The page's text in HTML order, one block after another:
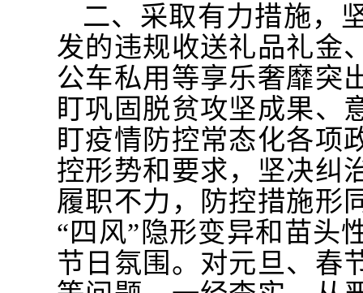
二、采取有力措施，
发的违规收送礼品礼金
公车私用等享乐奢靡突
盯巩固脱贫攻坚成果、
盯疫情防控常态化各项
控形势和要求，坚决纠
履职不力，防控措施形
“四风”隐形变异和苗头
节日氛围。对元旦、春